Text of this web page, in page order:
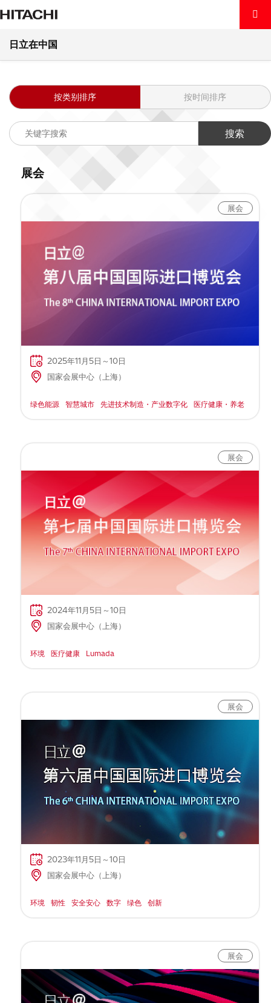
日立在中国
产品及解决方案
能源
产业互联
医疗健康
楼宇系统
关于日立
全球日立
日立中国
洞察
洞察
洞察
可持续发展
可持续发展
组织管理
新闻中心
日立在中国·e通讯
中文
Global Network
联系我们
首页 关于日立
社会创新交流活动
第八届中国国际进口博览会
按类别排序 按时间排序
展会
展会
2025年11月5日～10日
国家会展中心（上海）
绿色能源 智慧城市 先进技术制造・产业数字化 医疗健康・养老
展会
2024年11月5日～10日
国家会展中心（上海）
环境 医疗健康 Lumada
展会
2023年11月5日～10日
国家会展中心（上海）
环境 韧性 安全安心 数字 绿色 创新
展会